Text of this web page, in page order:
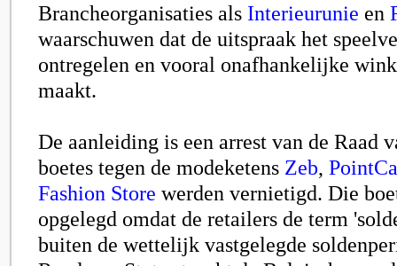
Brancheorganisaties als Interieurunie en
waarschuwen dat de uitspraak het
ontregelen en vooral onafhankelijke
maakt.
De aanleiding is een arrest van de Raad
boetes tegen de modeketens Zeb,
Fashion Store werden vernietigd. Die
opgelegd omdat de retailers de term
buiten de wettelijk vastgelegde